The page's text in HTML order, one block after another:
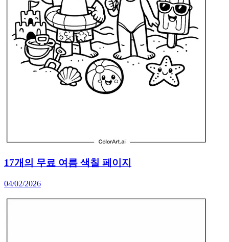
17개의 무료 여름 색칠 페이지
04/02/2026